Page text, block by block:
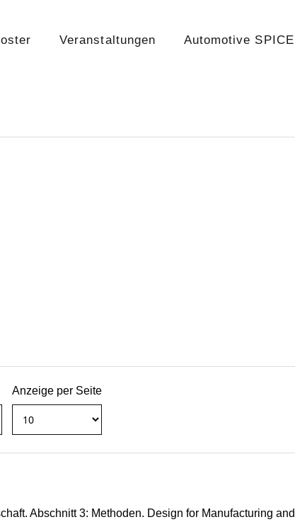
Veranstaltungen Automotive SPICE
Anzeige per Seite
Abschnitt 3: Methoden. Design for Manufacturing and